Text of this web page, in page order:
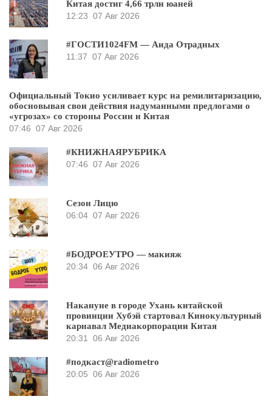
Китая достиг 4,66 трлн юаней
12:23 07 Авг 2026
#ГОСТИ1024FM — Аида Отрадных
11:37 07 Авг 2026
Официальный Токио усиливает курс на ремилитаризацию,
обосновывая свои действия надуманными предлогами о
«угрозах» со стороны России и Китая
07:46 07 Авг 2026
#КНИЖНАЯРУБРИКА
07:46 07 Авг 2026
Сезон Лицю
06:04 07 Авг 2026
#БОДРОЕУТРО — макияж
20:34 06 Авг 2026
Накануне в городе Ухань китайской
провинции Хубэй стартовал Кинокультурный
карнавал Медиакорпорации Китая
20:31
06 Авг 2026
#подкаст@radiometro
20:05 06 Авг 2026